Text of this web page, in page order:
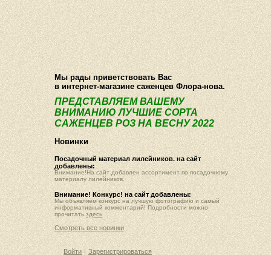
О компании Как купить Фотогалерея Статьи Опт
Мы рады приветствовать Вас
в интернет-магазине саженцев Флора-нова.
ПРЕДСТАВЛЯЕМ ВАШЕМУ
ВНИМАНИЮ ЛУЧШИЕ СОРТА
САЖЕНЦЕВ РОЗ НА ВЕСНУ 2022
Новинки
Посадочный материал лилейников. на сайт
добавлены:
Внимание!На сайт добавлен ассортимент по посадочному
материалу лилейников.
Внимание! Конкурс! на сайт добавлены:
Мы объявляем конкурс на лучшую фотографию и самый
информативный комментарий! Подробности можно
прочитать здесь
Смотреть все новинки
Войти Зарегистрироваться